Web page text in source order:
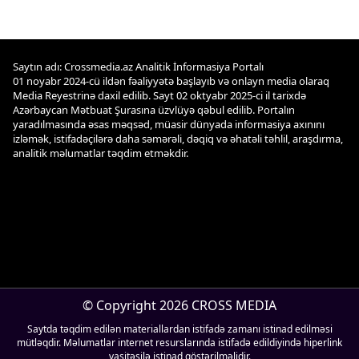
Saytın adı: Crossmedia.az Analitik İnformasiya Portalı
01 noyabr 2024-cü ildən fəaliyyətə başlayıb və onlayn media olaraq
Media Reyestrinə daxil edilib. Sayt 02 oktyabr 2025-ci il tarixdə
Azərbaycan Mətbuat Şurasına üzvlüyə qəbul edilib. Portalın
yaradılmasında əsas məqsəd, müasir dünyada informasiya axınını
izləmək, istifadəçilərə daha səmərəli, dəqiq və əhatəli təhlil, araşdırma,
analitik məlumatlar təqdim etməkdir.
© Copyright 2026 CROSS MEDIA
Saytda təqdim edilən materiallardan istifadə zamanı istinad edilməsi
mütləqdir. Məlumatlar internet resurslarında istifadə edildiyində hiperlink
vasitəsilə istinad göstərilməlidir.